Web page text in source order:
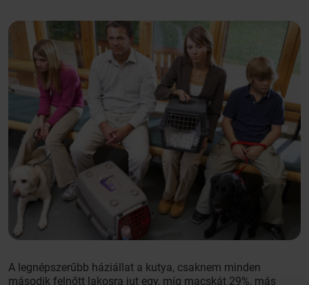
A legnépszerűbb háziállat a kutya, csaknem minden
második felnőtt lakosra jut egy, míg macskát 29%, más